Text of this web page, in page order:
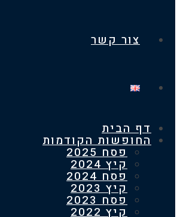
צור קשר
הבית
הקודמות
פסח 2025
קיץ 2024
פסח 2024
קיץ 2023
פסח 2023
קיץ 2022